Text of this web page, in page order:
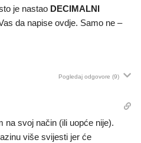
je nastao DECIMALNI
da napise ovdje. Samo ne –
Pogledaj odgovore (9)
na svoj način (ili uopće nije).
više svijesti jer će